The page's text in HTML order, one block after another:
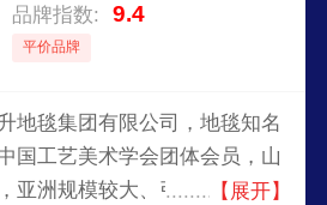
品牌指数: 9.4
平价品牌
地毯集团有限公司，地毯知名
国工艺美术学会团体会员，山
亚洲规模较大、引进设备最先
【展开】